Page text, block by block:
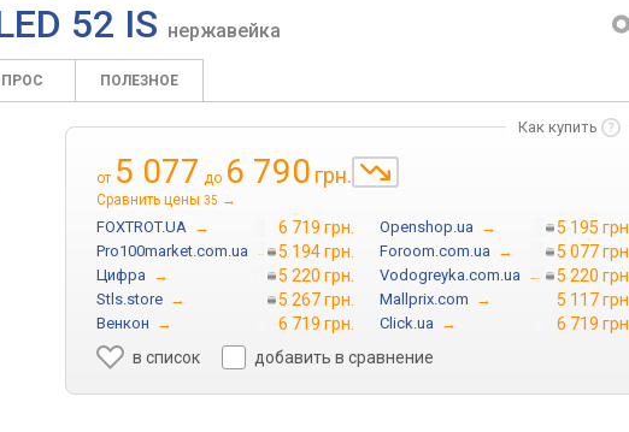
52 IS нержавейка
ПОЛЕЗНОЕ
Как купить
от 5 077 до 6 790 грн.
Сравнить цены 35 →
FOXTROT.UA → 6 719 грн. Openshop.ua → 5 195 грн.
Pro100market.com.ua → 5 194 грн. Foroom.com.ua → 5 077 грн.
Цифра → 5 220 грн. Vodogreyka.com.ua → 5 220 грн.
Stls.store → 5 267 грн. Mallprix.com → 5 117 грн.
Венкон → 6 719 грн. Click.ua →
6 719 грн.
в список
добавить в сравнение